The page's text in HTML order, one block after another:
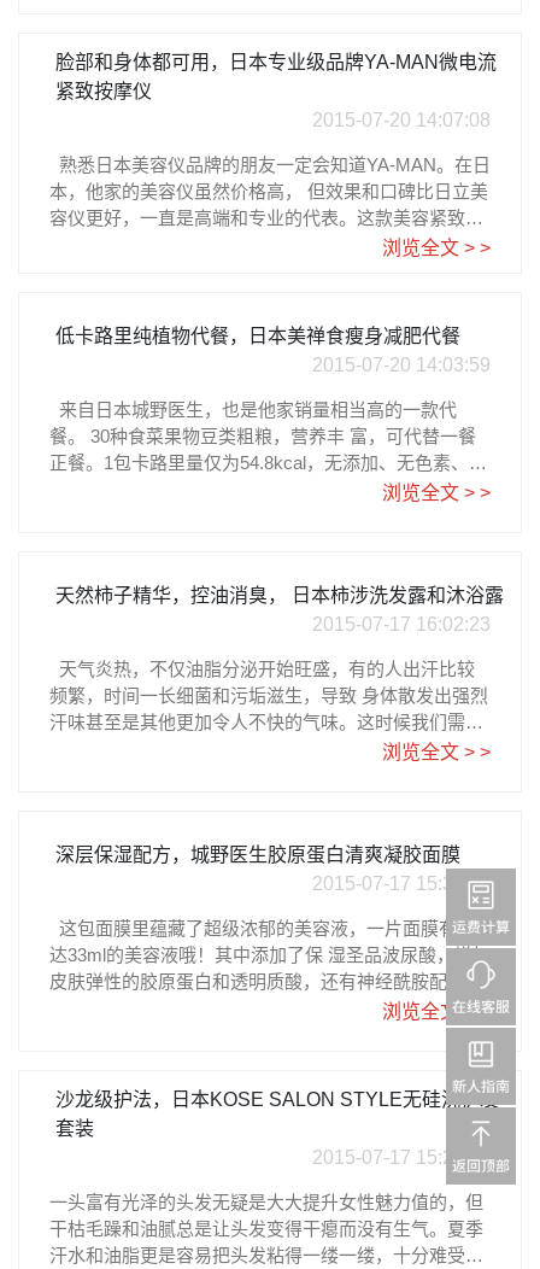
注册指南
啡杯量，30分钟自动关机，轻松享受咖啡的美好。日亚
上Nespresso Inissia目前有白和红两个颜色，都来自日
亚自营，售价8248日元，大约RMB411元，加上转运费
到手大约RMB650元。国内使用请记得要变压器哦。日
亚购买点击图片日亚购买点击图片日亚下单教程请参考
乐一番注册指南
脸部和身体都可用，日本专业级品牌YA-MAN微电流
紧致按摩仪
2015-07-20 14:07:08
熟悉日本美容仪品牌的朋友一定会知道YA-MAN。在日
本，他家的美容仪虽然价格高， 但效果和口碑比日立美
容仪更好，一直是高端和专业的代表。这款美容紧致按
摩仪同样也是高大上，两种电流模式，除了传统低频电
臂、腰腹和大腿，在按摩中持续电流促进，皮肤更健康
紧致，塑造健康迷人的曲线。一 共有5个档位可以选
择，灵活根据体感切换，配合凝胶和化妆水效果更好。
这款YA-MAN滚轮按摩仪售价24900日元，大约RMB124
5元。日亚购买点击图片日亚下单教程请参考乐一番注
册指南
浏览全文 > >
低卡路里纯植物代餐，日本美禅食瘦身减肥代餐
2015-07-20 14:03:59
来自日本城野医生，也是他家销量相当高的一款代
餐。 30种食菜果物豆类粗粮，营养丰 富，可代替一餐
正餐。1包卡路里量仅为54.8kcal，无添加、无色素、美
味且营养丰富，有效控制卡路里的摄取。精心调制的美
正餐，一个月之后可以减少 体重3kg左右，健康安全有
效果。 一盒30包，来自日亚直营，售价3240日元，大
乐一番注册指南
浏览全文 > >
天然柿子精华，控油消臭， 日本柿涉洗发露和沐浴露
2015-07-17 16:02:23
天气炎热，不仅油脂分泌开始旺盛，有的人出汗比较
频繁，时间一长细菌和污垢滋生，导致 身体散发出强烈
汗味甚至是其他更加令人不快的气味。这时候我们需要
一款能深入清洁又能长效抑味的情节产品。来自日本的
分，天然安全无刺激。 除了出汗量大的朋友，有些中
年男士不幸有了“大叔臭”，也可以马上用这款洗发露和
力。来自日亚直营，柿涉洗发露500ml售价906日元，大
约RMB45元；沐浴露500ml的价格则是820日元，大约R
MB41元。 日亚购买点击图片日亚购买点击图片日亚下
浏览全文 > >
深层保湿配方，城野医生胶原蛋白清爽凝胶面膜
2015-07-17 15:37:42
这包面膜里蕴藏了超级浓郁的美容液，一片面膜有高
达33ml的美容液哦！其中添加了保 湿圣品波尿酸，增加
皮肤弹性的胶原蛋白和透明质酸，还有神经酰胺配合，
集中护理肌肤，软化肌肤细胞，从深层调理，让皮肤喝
饱水，哪怕炎热夏季都能保持健康 完美的状态。纯棉面
膜质地，平和无刺激，宛如羽毛般轻柔呵护。 5片状的
面膜在日亚直营的价格是2580日元，大约RMB129元。
日亚购买点击图片日亚下单教程请参考乐一番注册指南
浏览全文 > >
沙龙级护法，日本KOSE SALON STYLE无硅洗护发
套装
2015-07-17 15:29:16
一头富有光泽的头发无疑是大大提升女性魅力值的，但
干枯毛躁和油腻总是让头发变得干瘪而没有生气。夏季
汗水和油脂更是容易把头发粘得一缕一缕，十分难受。